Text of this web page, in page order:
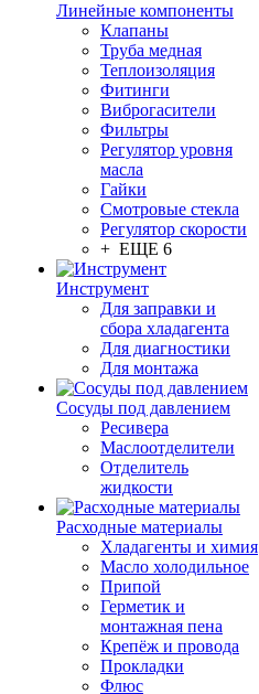
Линейные компоненты
Клапаны
Труба медная
Теплоизоляция
Фитинги
Виброгасители
Фильтры
Регулятор уровня
масла
Гайки
Смотровые стекла
Регулятор скорости
+ ЕЩЕ 6
Инструмент
Для заправки и
сбора хладагента
Для диагностики
Для монтажа
Сосуды под давлением
Ресивера
Маслоотделители
Отделитель
жидкости
Расходные материалы
Хладагенты и химия
Масло холодильное
Припой
Герметик и
монтажная пена
Крепёж и провода
Прокладки
Флюс